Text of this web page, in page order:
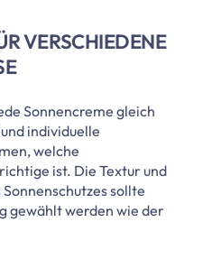
VERSCHIEDENE
Sonnencreme gleich
individuelle
welche
ist. Die Textur und
sollte
gewählt werden wie der